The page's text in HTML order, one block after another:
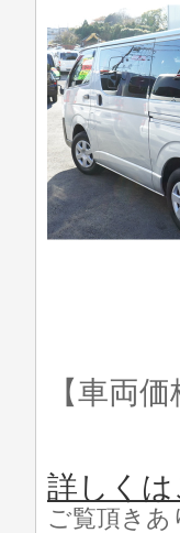
【車両価
詳しくは
ご覧頂きあ